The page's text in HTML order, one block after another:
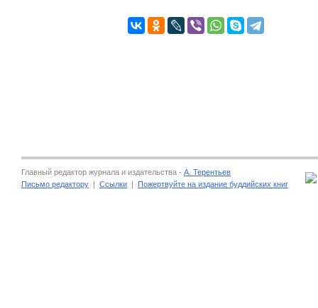
Главный редактор журнала и издательства - А. Терентьев
Письмо редактору | Ссылки | Пожертвуйте на издание буддийских книг